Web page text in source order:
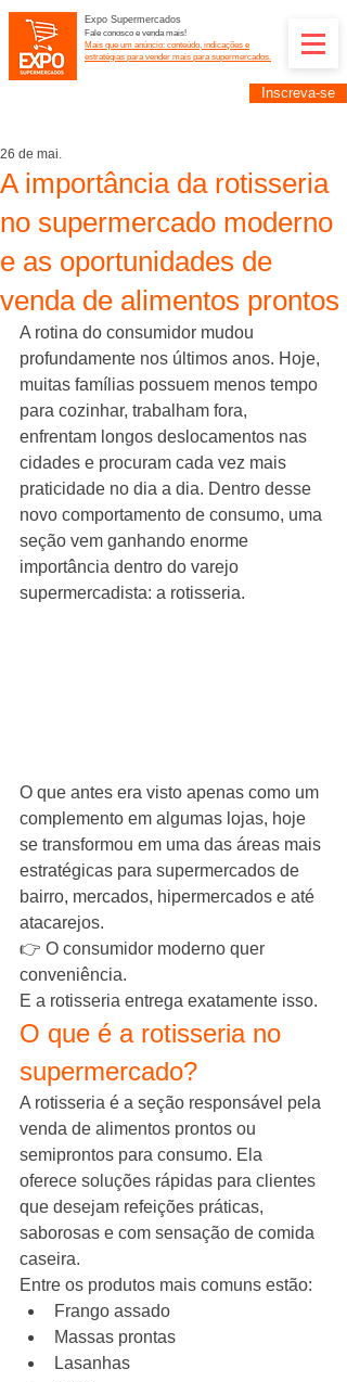
Expo Supermercados
Fale conosco e venda mais!
Mais que um anúncio: conteúdo, indicações e
estratégias para vender mais para supermercados.
Inscreva-se
A importância da rotisseria
no supermercado moderno
e as oportunidades de
venda de alimentos prontos
26 de mai.
A rotina do consumidor mudou
profundamente nos últimos anos. Hoje,
muitas famílias possuem menos tempo
para cozinhar, trabalham fora,
enfrentam longos deslocamentos nas
cidades e procuram cada vez mais
praticidade no dia a dia. Dentro desse
novo comportamento de consumo, uma
seção vem ganhando enorme
importância dentro do varejo
supermercadista: a rotisseria.
O que antes era visto apenas como um
complemento em algumas lojas, hoje
se transformou em uma das áreas mais
estratégicas para supermercados de
bairro, mercados, hipermercados e até
atacarejos.
👉 O consumidor moderno quer
conveniência.
E a rotisseria entrega exatamente isso.
O que é a rotisseria no
supermercado?
A rotisseria é a seção responsável pela
venda de alimentos prontos ou
semiprontos para consumo. Ela
oferece soluções rápidas para clientes
que desejam refeições práticas,
saborosas e com sensação de comida
caseira.
Entre os produtos mais comuns estão:
Frango assado
Massas prontas
Lasanhas